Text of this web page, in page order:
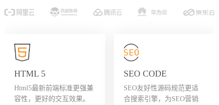
HTML 5
Html5最新前端标准更强兼
容性，更好的交互效果。
SEO CODE
SEO友好性源码规范更适
合搜索引擎，为SEO营销